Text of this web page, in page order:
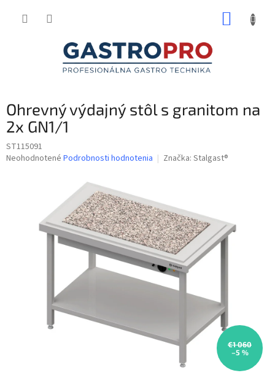
Ohrevný výdajný stôl s granitom na
2x GN1/1
ST115091
Priemerné
hviezdičiek.
Neohodnotené Podrobnosti hodnotenia Značka: Stalgast®
€1 060
–5 %